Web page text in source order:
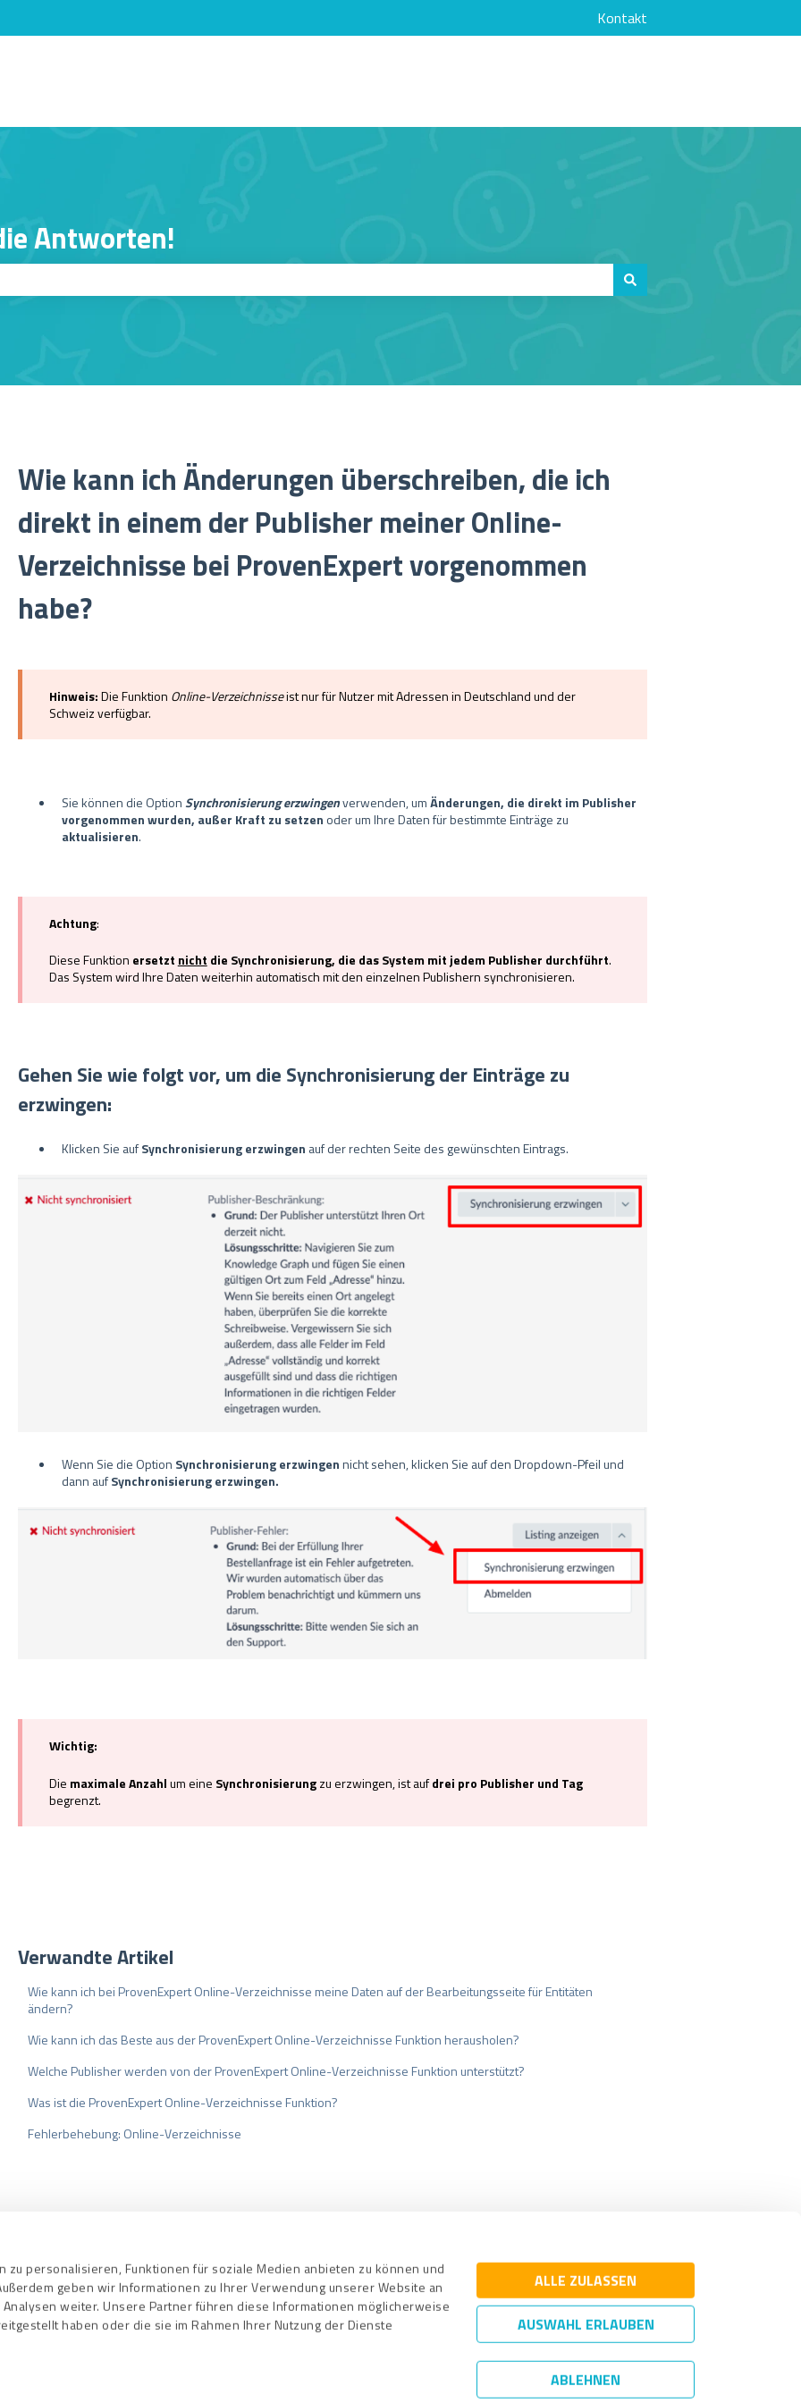
zu personalisieren, Funktionen für soziale Medien anbieten zu können und
geben wir Informationen zu Ihrer Verwendung unserer Website an
weiter. Unsere Partner führen diese Informationen möglicherweise
haben oder die sie im Rahmen Ihrer Nutzung der Dienste
ALLE ZULASSEN
AUSWAHL ERLAUBEN
ABLEHNEN
Kontakt
Antworten!
Wie kann ich Änderungen überschreiben, die ich
direkt in einem der Publisher meiner Online-
Verzeichnisse bei ProvenExpert vorgenommen
habe?
Hinweis:Die Funktion Online-Verzeichnisseist nur für Nutzer mit Adressen in Deutschland und der
Schweiz verfügbar.
Sie können die OptionSynchronisierung erzwingenverwenden, umÄnderungen, die direkt im Publisher
vorgenommen wurden, außer Kraft zu setzen oder um Ihre Daten für bestimmte Einträge zu
aktualisieren.
Achtung:
Diese Funktion ersetzt nicht die Synchronisierung, die das System mit jedem Publisher durchführt.
Das System wird Ihre Daten weiterhin automatisch mit den einzelnen Publishern synchronisieren.
Gehen Sie wie folgt vor, um die Synchronisierung der Einträge zu
erzwingen:
Klicken Sie aufSynchronisierung erzwingen auf der rechten Seite des gewünschten Eintrags.
Wenn Sie die Option Synchronisierung erzwingennicht sehen, klicken Sie auf den Dropdown-Pfeil und
dann aufSynchronisierung erzwingen.
Wichtig:
Die maximale Anzahlum eine Synchronisierungzu erzwingen, ist aufdrei pro Publisher und Tag
begrenzt.
Verwandte Artikel
Wie kann ich bei ProvenExpert Online-Verzeichnisse meine Daten auf der Bearbeitungsseite für Entitäten
ändern?
Wie kann ich das Beste aus der ProvenExpert Online-Verzeichnisse Funktion herausholen?
Welche Publisher werden von der ProvenExpert Online-Verzeichnisse Funktion unterstützt?
Was ist die ProvenExpert Online-Verzeichnisse Funktion?
Fehlerbehebung: Online-Verzeichnisse
Datenschutz Qualitätssicherung Impressum